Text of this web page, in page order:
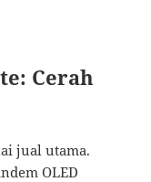
Cerah
jual utama.
OLED